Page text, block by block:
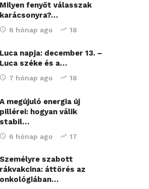
Milyen fenyőt válasszak
karácsonyra?…
6 hónap ago 18
Luca napja: december 13. –
Luca széke és a…
7 hónap ago 18
A megújuló energia új
pillérei: hogyan válik
stabil…
6 hónap ago 17
Személyre szabott
rákvakcina: áttörés az
onkológiában…